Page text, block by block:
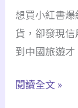
想買小紅書
貨，卻發現
到中國旅遊
2026
閱讀全文 »